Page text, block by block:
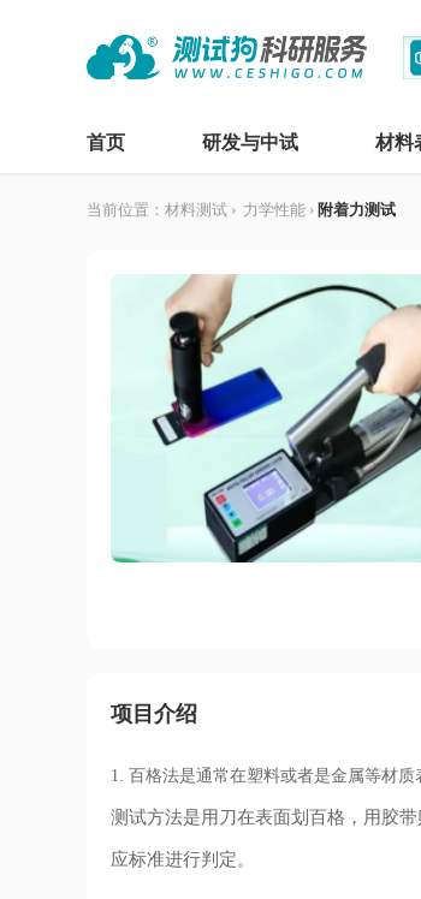
首页 研发与中试 材料
当前位置： 材料测试 › 力学性能 › 附着力测试
项目介绍
1. 百格法是通常在塑料或者是金属等材质
测试方法是用刀在表面划百格，用胶
应标准进行判定。